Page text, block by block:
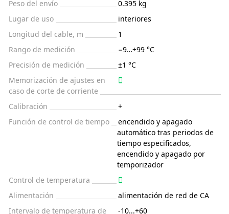
Peso del envío
0.395 kg
Lugar de uso
interiores
Longitud del cable, m
1
Rango de medición
−9…+99 °C
Precisión de medición
±1 °C
Memorización de ajustes en
caso de corte de corriente
Calibración
+
Función de control de tiempo
encendido y apagado
automático tras periodos de
tiempo especificados,
encendido y apagado por
temporizador
Control de temperatura
Alimentación
alimentación de red de CA
Intervalo de temperatura de
-10...+60